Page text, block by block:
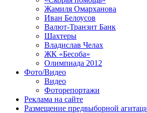
Жамиля Омарханова
Иван Белоусов
Валют-Транзит Банк
Шахтеры
Владислав Челах
ЖК «Бесоба»
Олимпиада 2012
Фото/Видео
Видео
Фоторепортажи
Реклама на сайте
Размещение предвыборной